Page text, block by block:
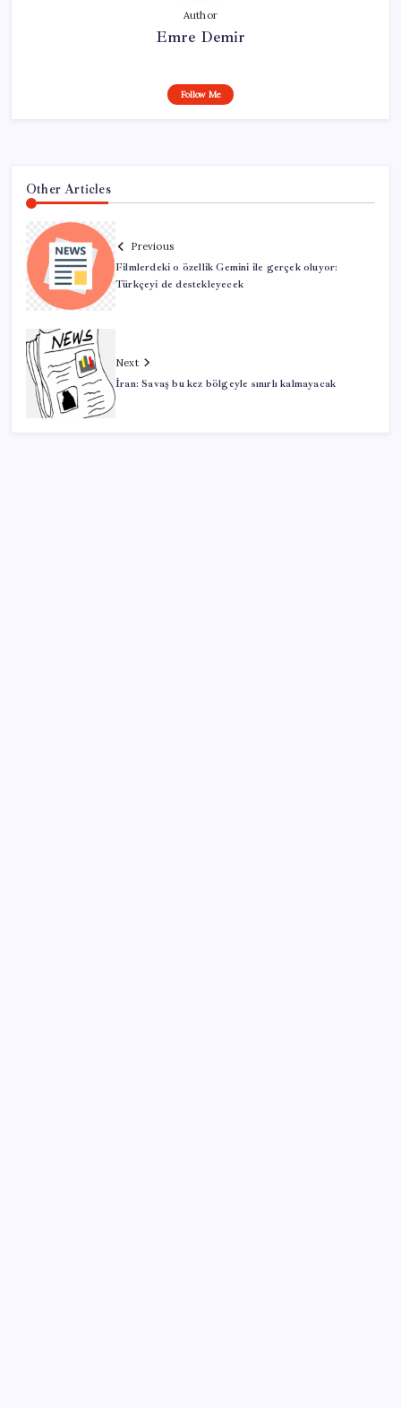
Author
Emre Demir
Follow Me
Other Articles
Previous
Filmlerdeki o özellik Gemini ile gerçek oluyor:
Türkçeyi de destekleyecek
Next
İran: Savaş bu kez bölgeyle sınırlı kalmayacak